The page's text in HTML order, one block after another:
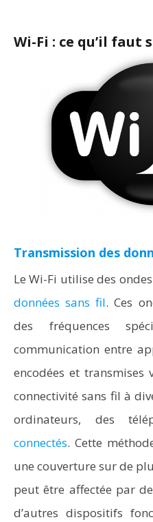
Wi-Fi : ce qu’il faut
Transmission des
Le Wi-Fi utilise des
données sans fil. Ces
des fréquences
communication entre
encodées et transmises
connectivité sans fil à
ordinateurs, des
connectés. Cette
une couverture sur de
peut être affectée par
d’autres dispositifs